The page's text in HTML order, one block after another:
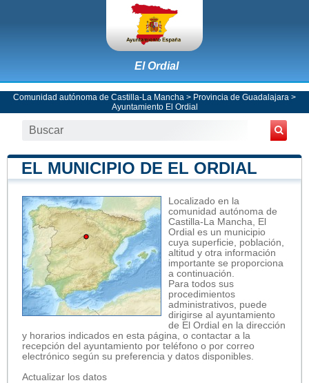
El Ordial
Comunidad autónoma de Castilla-La Mancha > Provincia de Guadalajara >
Ayuntamiento El Ordial
EL MUNICIPIO DE EL ORDIAL
Localizado en la
comunidad autónoma de
Castilla-La Mancha, El
Ordial es un municipio
cuya superficie, población,
altitud y otra información
importante se proporciona
a continuación.
Para todos sus
procedimientos
administrativos, puede
dirigirse al ayuntamiento
de El Ordial en la dirección
y horarios indicados en esta página, o contactar a la
recepción del ayuntamiento por teléfono o por correo
electrónico según su preferencia y datos disponibles.
Actualizar los datos